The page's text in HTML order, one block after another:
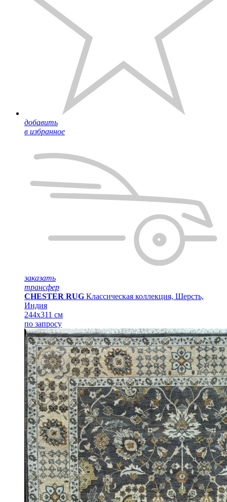
добавить
в избранное
заказать
трансфер
CHESTER RUG Классическая коллекция, Шерсть,
Индия
244x311 см
по запросу